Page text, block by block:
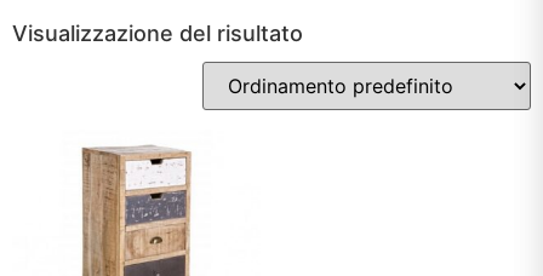
Visualizzazione del risultato